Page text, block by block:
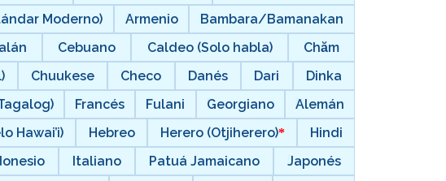
Moderno) Armenio
Bambara/Bamanakan
Cebuano Caldeo (Solo habla)
Chăm
Chuukese Checo Danés Dari
Dinka
Francés Fulani Georgiano
Alemán
Hawai’i) Hebreo Herero (Otjiherero)
Hindi
Italiano Patuá Jamaicano
Japonés